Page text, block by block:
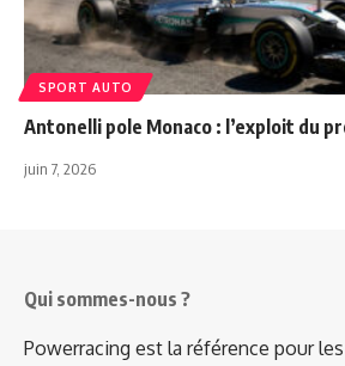
SPORT AUTO
Antonelli pole Monaco : l’exploit du
juin 7, 2026
Qui sommes-nous ?
Powerracing est la référence pour